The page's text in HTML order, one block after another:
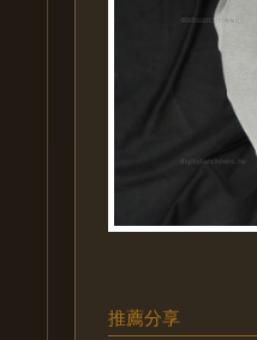
推薦分享